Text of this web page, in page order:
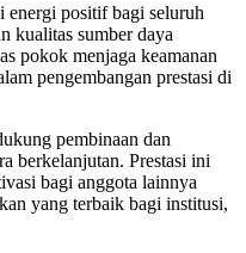
energi positif bagi seluruh
kualitas sumber daya
pokok menjaga keamanan
pengembangan prestasi di
pembinaan dan
berkelanjutan. Prestasi ini
bagi anggota lainnya
yang terbaik bagi institusi,